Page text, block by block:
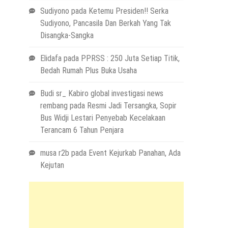
Sudiyono pada Ketemu Presiden!! Serka
Sudiyono, Pancasila Dan Berkah Yang Tak
Disangka-Sangka
Elidafa pada PPRSS : 250 Juta Setiap Titik,
Bedah Rumah Plus Buka Usaha
Budi sr_ Kabiro global investigasi news
rembang pada Resmi Jadi Tersangka, Sopir
Bus Widji Lestari Penyebab Kecelakaan
Terancam 6 Tahun Penjara
musa r2b pada Event Kejurkab Panahan, Ada
Kejutan